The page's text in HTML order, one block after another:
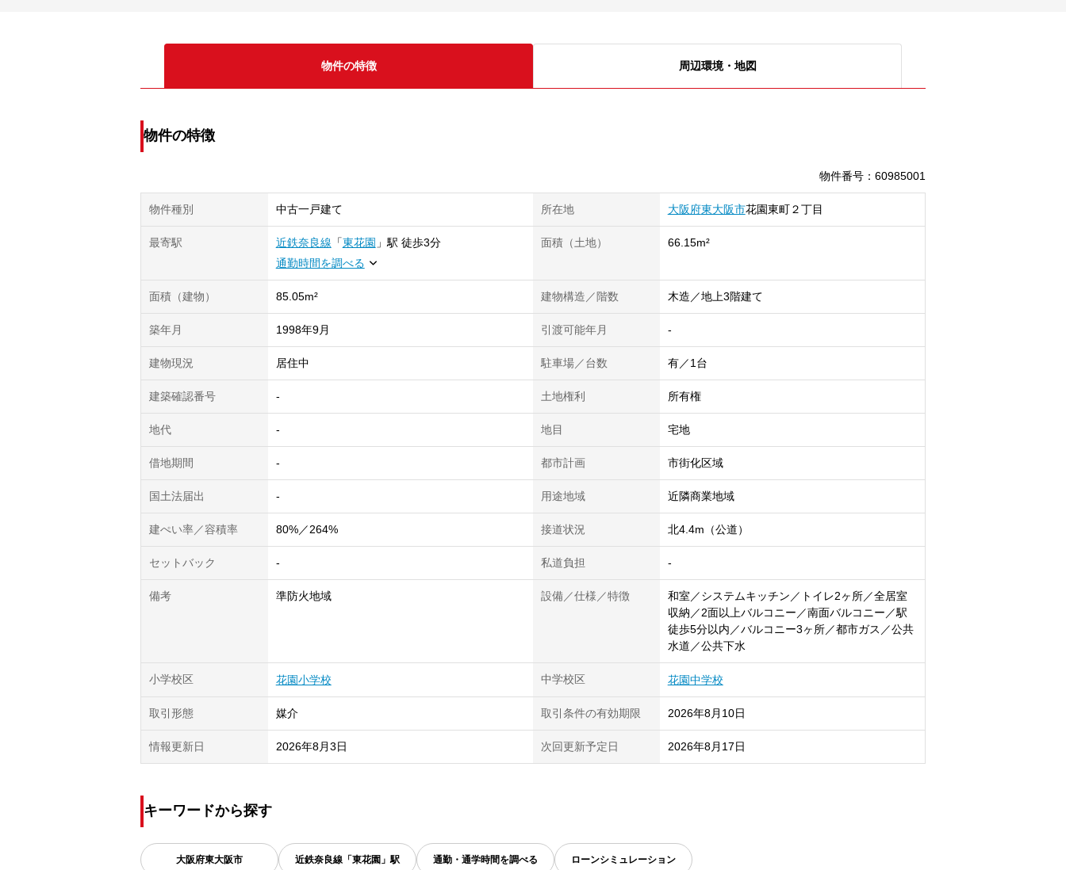
物件の特徴 周辺環境・地図
物件の特徴
物件番号 ： 60985001
物件種別 中古一戸建て 所在地 大阪府東大阪市花園東町２丁目
最寄駅 近鉄奈良線 「東花園 」 駅 徒歩3分
通勤時間を調べる
面積（土地） 66.15m²
面積（建物） 85.05m² 建物構造／階数 木造／地上3階建て
築年月 1998年9月 引渡可能年月 -
建物現況 居住中 駐車場／台数 有／1台
建築確認番号 - 土地権利 所有権
地代 - 地目 宅地
借地期間 - 都市計画 市街化区域
国土法届出 - 用途地域 近隣商業地域
建ぺい率／容積率 80%／264% 接道状況 北4.4m（公道）
セットバック - 私道負担 -
備考 準防火地域 設備／仕様／特徴
和室／システムキッチン／トイレ2ヶ所／全居室
収納／2面以上バルコニー／南面バルコニー／駅
徒歩5分以内／バルコニー3ヶ所／都市ガス／公共
水道／公共下水
小学校区 花園小学校 中学校区 花園中学校
取引形態 媒介 取引条件の有効期限 2026年8月10日
情報更新日 2026年8月3日 次回更新予定日 2026年8月17日
キーワードから探す
大阪府東大阪市 近鉄奈良線「東花園」駅 通勤・通学時間を調べる ローンシミュレーション